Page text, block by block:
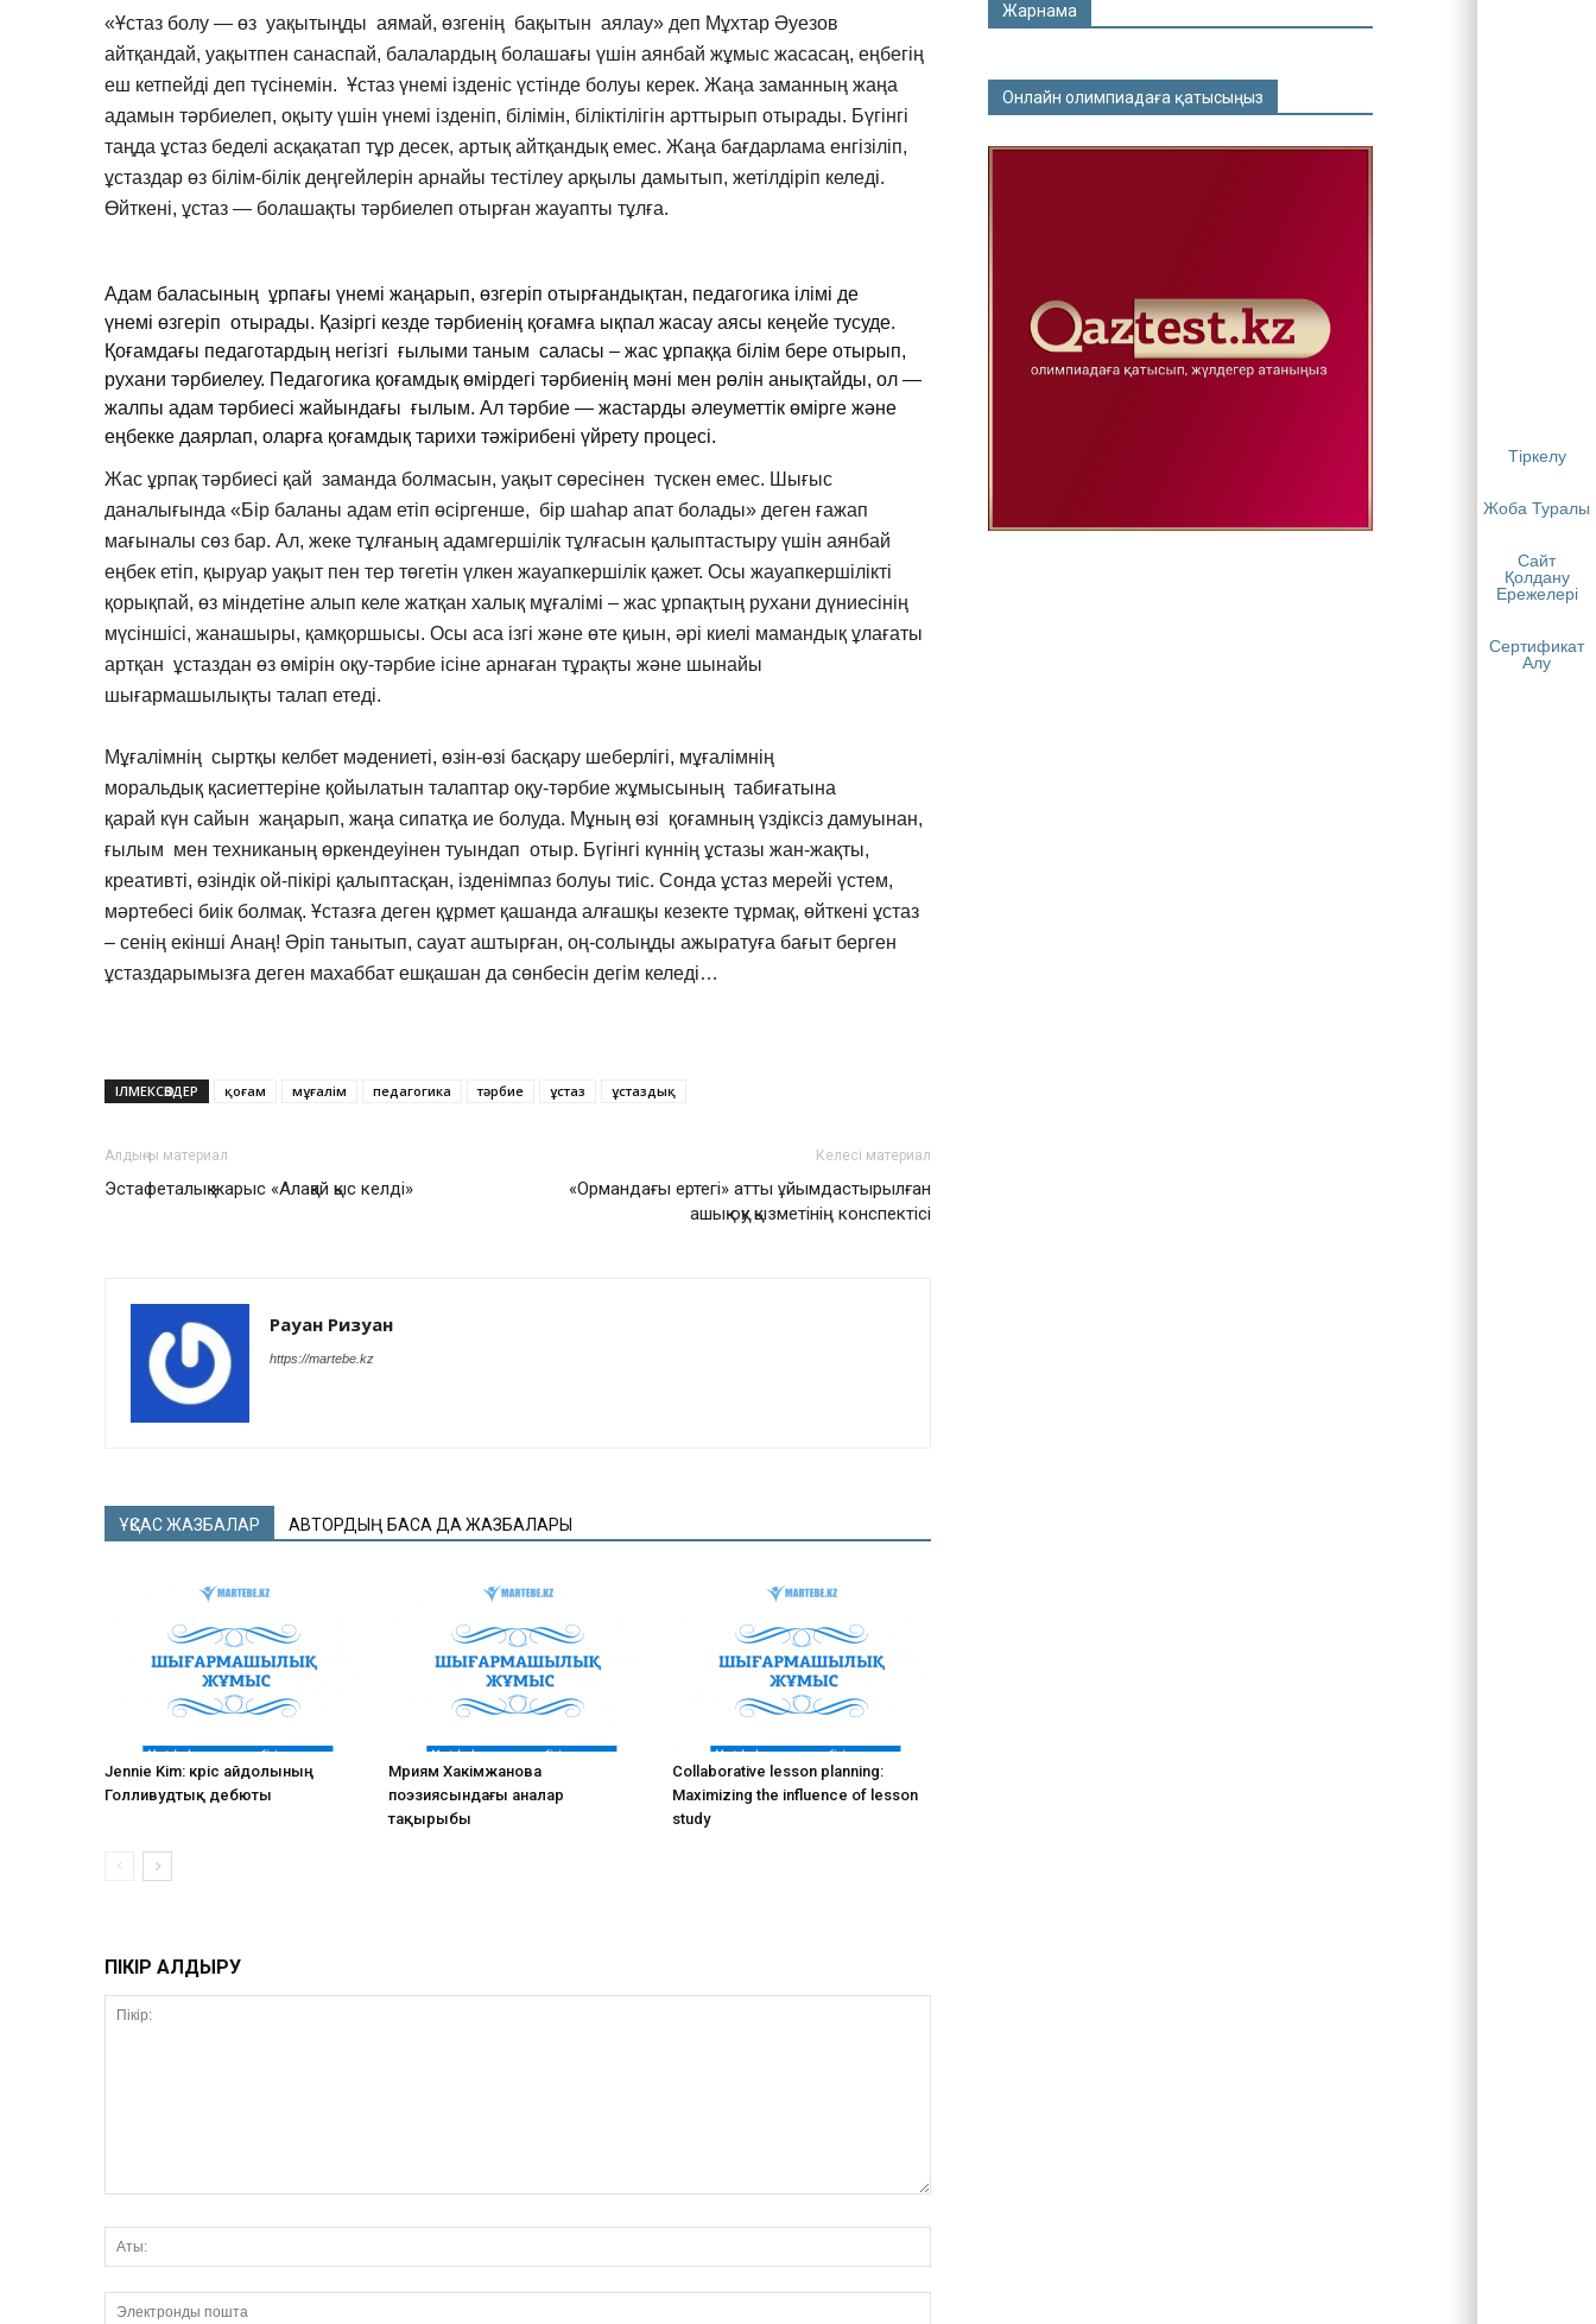
Тіркелу
Жоба Туралы
Сайт
Қолдану
Ережелері
Сертификат
Алу
«Ұстаз болу — өз уақытыңды аямай, өзгенің бақытын аялау» деп Мұхтар Әуезов
айтқандай, уақытпен санаспай, балалардың болашағы үшін аянбай жұмыс жасасаң, еңбегің
еш кетпейді деп түсінемін. Ұстаз үнемі ізденіс үстінде болуы керек. Жаңа заманның жаңа
адамын тәрбиелеп, оқыту үшін үнемі ізденіп, білімін, біліктілігін арттырып отырады. Бүгінгі
таңда ұстаз беделі асқақатап тұр десек, артық айтқандық емес. Жаңа бағдарлама енгізіліп,
ұстаздар өз білім-білік деңгейлерін арнайы тестілеу арқылы дамытып, жетілдіріп келеді.
Өйткені, ұстаз — болашақты тәрбиелеп отырған жауапты тұлға.
Адам баласының ұрпағы үнемі жаңарып, өзгеріп отырғандықтан, педагогика ілімі де
үнемі өзгеріп отырады. Қазіргі кезде тәрбиенің қоғамға ықпал жасау аясы кеңейе тусуде.
Қоғамдағы педаготардың негізгі ғылыми таным саласы – жас ұрпаққа білім бере отырып,
рухани тәрбиелеу. Педагогика қоғамдық өмірдегі тәрбиенің мәні мен рөлін анықтайды, ол —
жалпы адам тәрбиесі жайындағы ғылым. Ал тәрбие — жастарды әлеуметтік өмірге және
еңбекке даярлап, оларға қоғамдық тарихи тәжірибені үйрету процесі.
Жас ұрпақ тәрбиесі қай заманда болмасын, уақыт сөресінен түскен емес. Шығыс
даналығында «Бір баланы адам етіп өсіргенше, бір шаһар апат болады» деген ғажап
мағыналы сөз бар. Ал, жеке тұлғаның адамгершілік тұлғасын қалыптастыру үшін аянбай
еңбек етіп, қыруар уақыт пен тер төгетін үлкен жауапкершілік қажет. Осы жауапкершілікті
қорықпай, өз міндетіне алып келе жатқан халық мұғалімі – жас ұрпақтың рухани дүниесінің
мүсіншісі, жанашыры, қамқоршысы. Осы аса ізгі және өте қиын, әрі киелі мамандық ұлағаты
артқан ұстаздан өз өмірін оқу-тәрбие ісіне арнаған тұрақты және шынайы
шығармашылықты талап етеді.
Мұғалімнің сыртқы келбет мәдениеті, өзін-өзі басқару шеберлігі, мұғалімнің
моральдық қасиеттеріне қойылатын талаптар оқу-тәрбие жұмысының табиғатына
қарай күн сайын жаңарып, жаңа сипатқа ие болуда. Мұның өзі қоғамның үздіксіз дамуынан,
ғылым мен техниканың өркендеуінен туындап отыр. Бүгінгі күннің ұстазы жан-жақты,
креативті, өзіндік ой-пікірі қалыптасқан, ізденімпаз болуы тиіс. Сонда ұстаз мерейі үстем,
мәртебесі биік болмақ. Ұстазға деген құрмет қашанда алғашқы кезекте тұрмақ, өйткені ұстаз
– сенің екінші Анаң! Әріп танытып, сауат аштырған, оң-солыңды ажыратуға бағыт берген
ұстаздарымызға деген махаббат ешқашан да сөнбесін дегім келеді…
ІЛМЕКСӨЗДЕР қоғам мұғалім педагогика тәрбие ұстаз ұстаздық
Алдыңғы материал
Эстафеталық жарыс «Алақай қыс келді»
Келесі материал
«Ормандағы ертегі» атты ұйымдастырылған
ашық оқу қызметінің конспектісі
Рауан Ризуан
https://martebe.kz
ҰҚСАС ЖАЗБАЛАР АВТОРДЫҢ БАСҚА ДА ЖАЗБАЛАРЫ
Jennie Kim: кәріс айдолының
Голливудтық дебюты
Мәриям Хакімжанова
поэзиясындағы аналар
тақырыбы
Collaborative lesson planning:
Maximizing the influence of lesson
study
ПІКІР ҚАЛДЫРУ
Жарнама
Онлайн олимпиадаға қатысыңыз